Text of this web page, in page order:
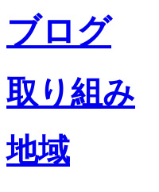
ブログ
取り組み
地域